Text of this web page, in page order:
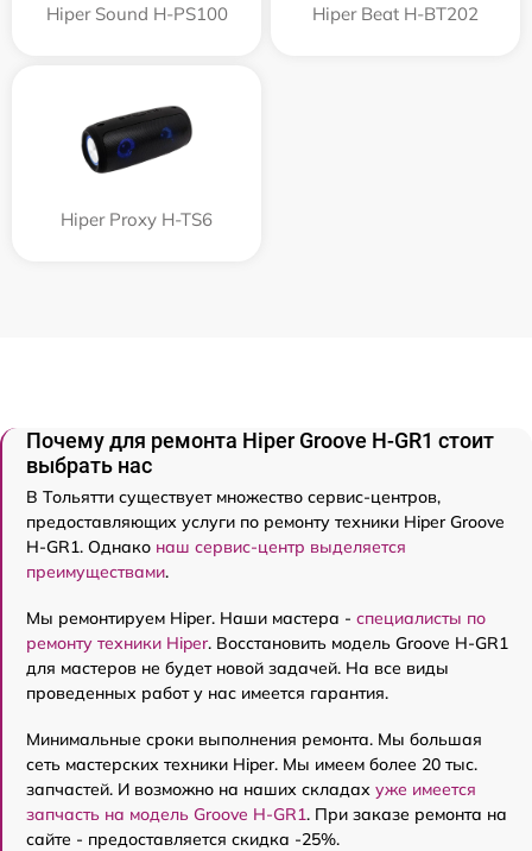
Hiper Sound H-PS100 Hiper Beat H-BT202
Hiper Proxy H-TS6
Почему для ремонта Hiper Groove H-GR1 стоит
выбрать нас
В Тольятти существует множество сервис-центров,
предоставляющих услуги по ремонту техники Hiper Groove
H-GR1. Однако наш сервис-центр выделяется
преимуществами.
Мы ремонтируем Hiper. Наши мастера - специалисты по
ремонту техники Hiper. Восстановить модель Groove H-GR1
для мастеров не будет новой задачей. На все виды
проведенных работ у нас имеется гарантия.
Минимальные сроки выполнения ремонта. Мы большая
сеть мастерских техники Hiper. Мы имеем более 20 тыс.
запчастей. И возможно на наших складах уже имеется
запчасть на модель Groove H-GR1. При заказе ремонта на
сайте - предоставляется скидка -25%.